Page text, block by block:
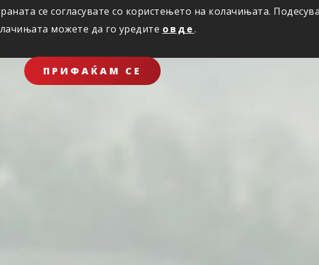
се согласувате со користењето на колачињата.
можете да го уредите овде.
ПРИФАЌАМ СЕ